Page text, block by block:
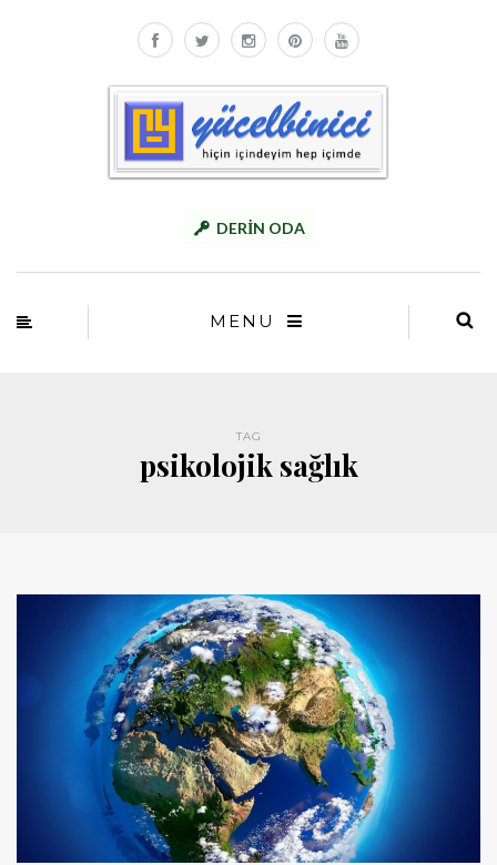
DERİN ODA
MENU
TAG
psikolojik sağlık